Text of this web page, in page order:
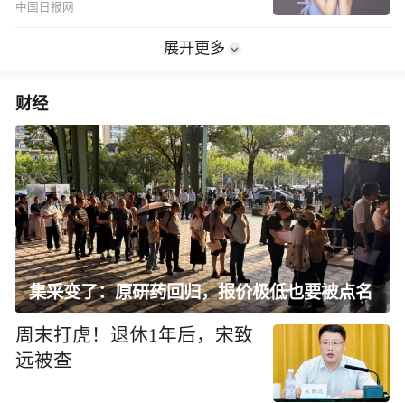
中国日报网
展开更多
财经
集采变了：原研药回归，报价极低也要被点名
周末打虎！退休1年后，宋致
远被查